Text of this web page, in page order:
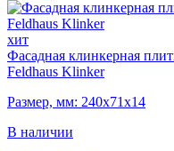
хит
Фасадная клинкерная
Feldhaus Klinker
Размер, мм: 240х71х14
В наличии